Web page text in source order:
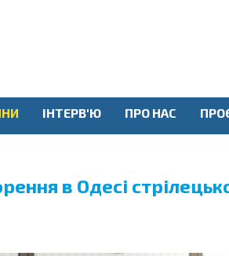
ІНТЕРВ'Ю ПРО НАС
в Одесі